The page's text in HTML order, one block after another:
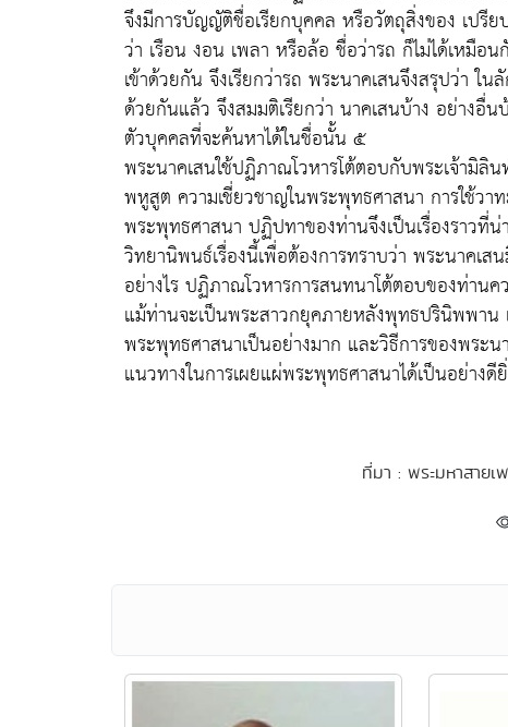
จึงมีการบัญญัติชื่อเรียกบุคคล หรือวัตถุสิ่งของ เปรี
ว่า เรือน งอน เพลา หรือล้อ ชื่อว่ารถ ก็ไม่ได้เหมือ
เข้าด้วยกัน จึงเรียกว่ารถ พระนาคเสนจึงสรุปว่า ใ
ด้วยกันแล้ว จึงสมมติเรียกว่า นาคเสนบ้าง อย่างอื่น
ตัวบุคคลที่จะค้นหาได้ในชื่อนั้น ๕
พระนาคเสนใช้ปฏิภาณโวหารโต้ตอบกับพระเจ้ามิลิ
พหูสูต ความเชี่ยวชาญในพระพุทธศาสนา การใช้ว
พระพุทธศาสนา ปฏิปทาของท่านจึงเป็นเรื่องราวที่
วิทยานิพนธ์เรื่องนี้เพื่อต้องการทราบว่า พระนาคเ
อย่างไร ปฏิภาณโวหารการสนทนาโต้ตอบของท่าน
แม้ท่านจะเป็นพระสาวกยุคภายหลังพุทธปรินิพพาน
พระพุทธศาสนาเป็นอย่างมาก และวิธีการของพระ
แนวทางในการเผยแผ่พระพุทธศาสนาได้เป็นอย่างดี
ที่มา : พระมหาสาย